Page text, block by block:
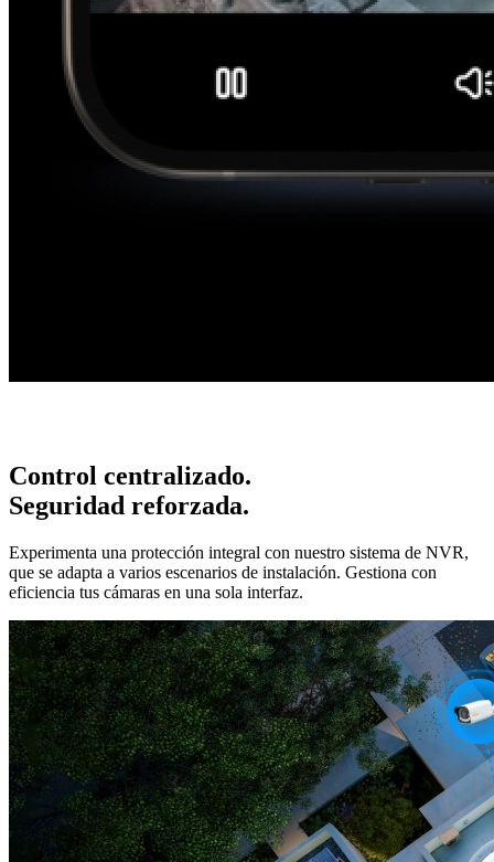
Control centralizado.
Seguridad reforzada.
Experimenta una protección integral con nuestro sistema de NVR,
que se adapta a varios escenarios de instalación. Gestiona con
eficiencia tus cámaras en una sola interfaz.